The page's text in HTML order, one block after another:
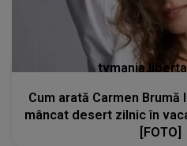
Cum arată Carmen Brumă
mâncat desert zilnic în
[FOTO]